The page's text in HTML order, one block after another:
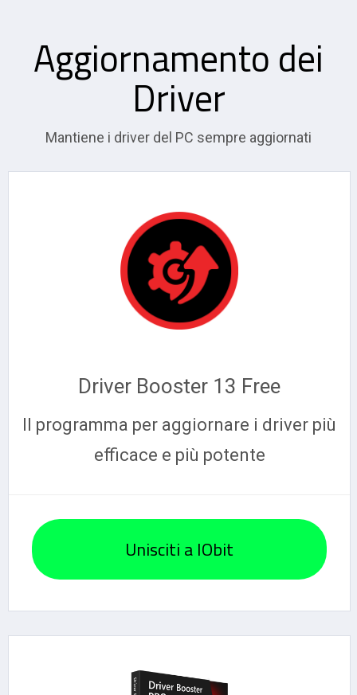
Aggiornamento dei
Driver
Mantiene i driver del PC sempre aggiornati
Driver Booster 13 Free
Il programma per aggiornare i driver più
efficace e più potente
Unisciti a IObit